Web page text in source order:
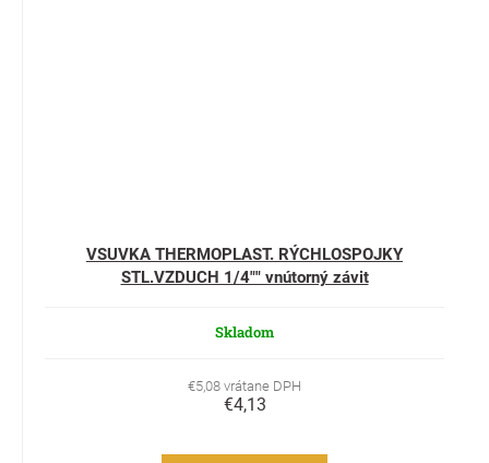
VSUVKA THERMOPLAST. RÝCHLOSPOJKY
STL.VZDUCH 1/4"" vnútorný závit
Skladom
€5,08 vrátane DPH
€4,13